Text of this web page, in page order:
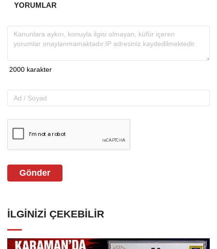
YORUMLAR
Gönder
İLGINIZI ÇEKEBILIR